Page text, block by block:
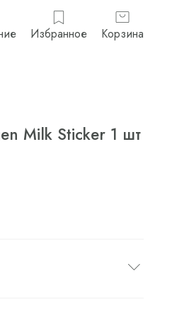
Избранное Корзина
Milk Sticker 1 шт